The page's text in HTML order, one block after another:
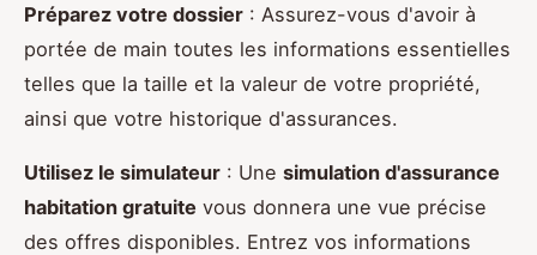
Préparez votre dossier : Assurez-vous d'avoir à
portée de main toutes les informations essentielles
telles que la taille et la valeur de votre propriété,
ainsi que votre historique d'assurances.
Utilisez le simulateur : Une simulation d'assurance
habitation gratuite vous donnera une vue précise
des offres disponibles. Entrez vos informations